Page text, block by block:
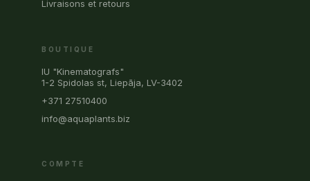
Livraisons et retours
BOUTIQUE
IU "Kinematografs"
1-2 Spidolas st, Liepāja, LV-3402
+371 27510400
info@aquaplants.biz
COMPTE